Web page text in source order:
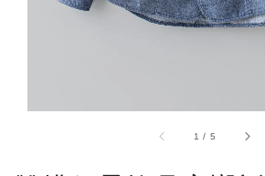
1 / 5